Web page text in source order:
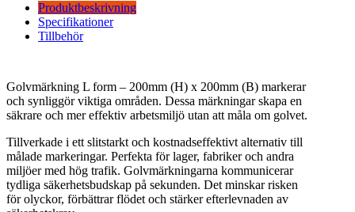
Produktbeskrivning
Specifikationer
Tillbehör
Golvmärkning L form – 200mm (H) x 200mm (B) markerar
och synliggör viktiga områden. Dessa märkningar skapa en
säkrare och mer effektiv arbetsmiljö utan att måla om golvet.
Tillverkade i ett slitstarkt och kostnadseffektivt alternativ till
målade markeringar. Perfekta för lager, fabriker och andra
miljöer med hög trafik. Golvmärkningarna kommunicerar
tydliga säkerhetsbudskap på sekunden. Det minskar risken
för olyckor, förbättrar flödet och stärker efterlevnaden av